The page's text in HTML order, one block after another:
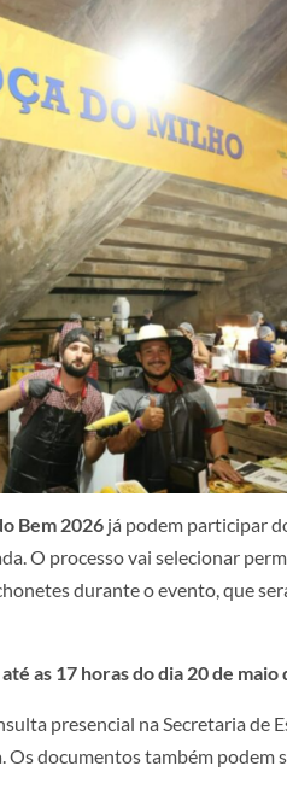
Bem 2026 já podem participar
O processo vai selecionar
durante o evento, que
as 17 horas do dia 20 de maio
presencial na Secretaria de
Os documentos também podem